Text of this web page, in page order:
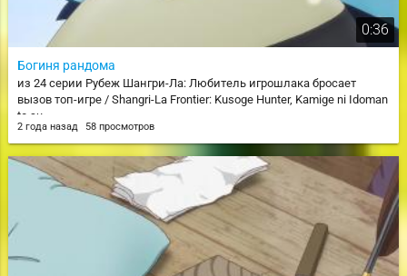
0:36
Богиня рандома
из 24 серии Рубеж Шангри-Ла: Любитель игрошлака бросает
вызов топ-игре / Shangri-La Frontier: Kusoge Hunter, Kamige ni Idoman
to su
2 года назад 58 просмотров